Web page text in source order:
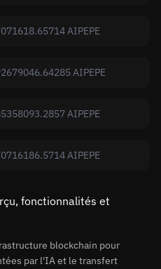
AIPEPE
AIPEPE
AIPEPE
AIPEPE
fonctionnalités et
blockchain pour
par l'IA et le transfert